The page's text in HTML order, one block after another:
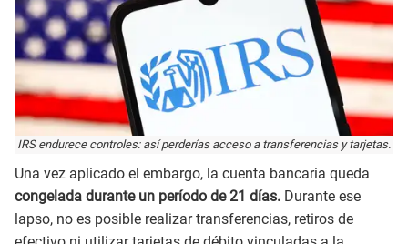
IRS endurece controles: así perderías acceso a transferencias y tarjetas.
Una vez aplicado el embargo, la cuenta bancaria queda
congelada durante un período de 21 días. Durante ese
lapso, no es posible realizar transferencias, retiros de